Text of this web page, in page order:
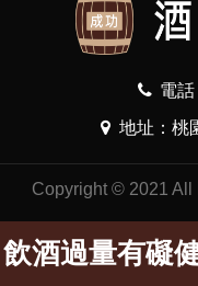
電
地址：桃
Copyright © 2021 All
飲酒過量有礙